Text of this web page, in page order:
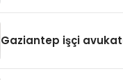
Gaziantep işçi